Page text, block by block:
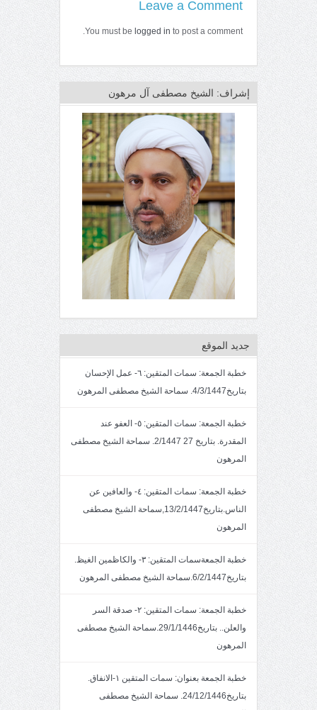
Leave a Comment
You must be logged in to post a comment.
إشراف: الشيخ مصطفى آل مرهون
جديد الموقع
خطبة الجمعة: سمات المتقين: ٦- عمل الإحسان
بتاريخ4/3/1447. سماحة الشيخ مصطفى المرهون
خطبة الجمعة: سمات المتقين: ٥- العفو عند
المقدرة. بتاريخ 27 2/1447. سماحة الشيخ مصطفى
المرهون
خطبة الجمعة: سمات المتقين: ٤- والعافين عن
الناس.بتاريخ13/2/1447,سماحة الشيخ مصطفى
المرهون
خطبة الجمعةسمات المتقين: ٣- والكاظمين الغيظ.
بتاريخ6/2/1447.سماحة الشيخ مصطفى المرهون
خطبة الجمعة: سمات المتقين: ٢- صدقة السر
والعلن.. بتاريخ29/1/1446.سماحة الشيخ مصطفى
المرهون
خطبة الجمعة بعنوان: سمات المتقين ١-الانفاق.
بتاريخ24/12/1446. سماحة الشيخ مصطفى